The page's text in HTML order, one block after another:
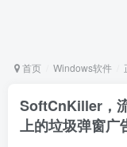
首页 Windows软件
SoftCnKiller，
上的垃圾弹窗广